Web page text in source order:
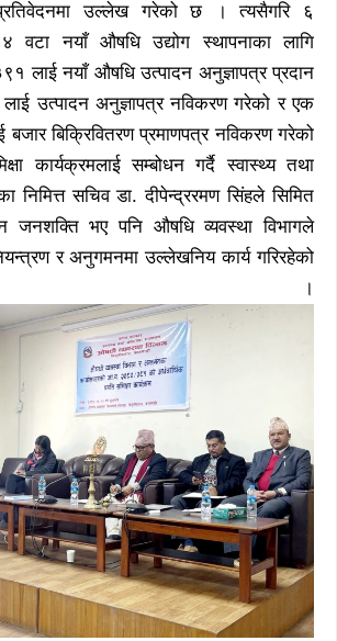
प्रतिवेदनमा उल्लेख गरेको छ । त्यसैगरि ६
४ वटा नयाँ औषधि उद्योग स्थापनाका लागि
लाई नयाँ औषधि उत्पादन अनुज्ञापत्र प्रदान
उत्पादन अनुज्ञापत्र नविकरण गरेको र एक
बिक्रिवितरण प्रमाणपत्र नविकरण गरेको
कार्यक्रमलाई सम्बोधन गर्दै स्वास्थ्य तथा
निमित्त सचिव डा. दीपेन्द्ररमण सिंहले सिमित
जनशक्ति भए पनि औषधि व्यवस्था विभागले
र अनुगमनमा उल्लेखनिय कार्य गरिरहेको
।